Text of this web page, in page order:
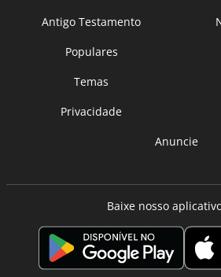
Antigo Testamento
Populares
Temas
Privacidade
Anuncie
Baixe nosso